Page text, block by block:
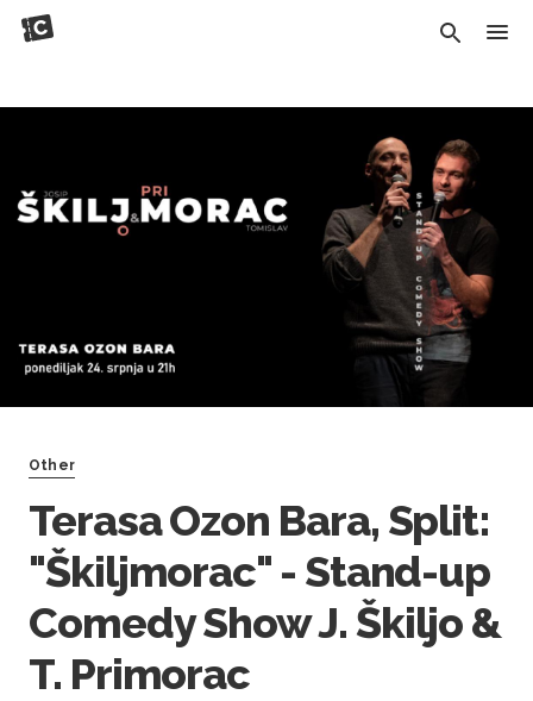
Other
Terasa Ozon Bara, Split:
"Škiljmorac" - Stand-up
Comedy Show J. Škiljo &
T. Primorac